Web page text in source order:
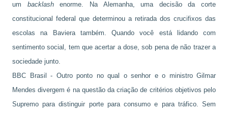
um backlashenorme. Na Alemanha, uma decisão da corte
constitucional federal que determinou a retirada dos crucifixos das
escolas na Baviera também. Quando você está lidando com
sentimento social, tem que acertar a dose, sob pena de não trazer a
sociedade junto.
BBC Brasil - Outro ponto no qual o senhor e o ministro Gilmar
Mendes divergem é na questão da criação de critérios objetivos pelo
Supremo para distinguir porte para consumo e para tráfico. Sem